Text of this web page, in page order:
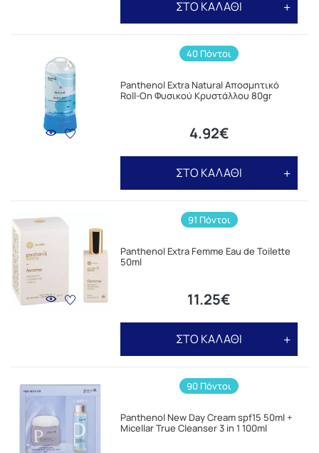
ΣΤΟ ΚΑΛΑΘΙ
40 Πόντοι
Panthenol Extra Natural Αποσμητικό
Roll-On Φυσικού Κρυστάλλου 80gr
4.92€
ΣΤΟ ΚΑΛΑΘΙ
91 Πόντοι
Panthenol Extra Femme Eau de Toilette
50ml
11.25€
ΣΤΟ ΚΑΛΑΘΙ
90 Πόντοι
Panthenol New Day Cream spf15 50ml +
Micellar True Cleanser 3 in 1 100ml